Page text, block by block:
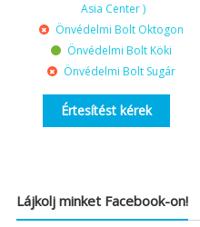
Asia Center )
Önvédelmi Bolt Oktogon
Önvédelmi Bolt Köki
Önvédelmi Bolt Sugár
Értesítést kérek
Lájkolj minket Facebook-on!